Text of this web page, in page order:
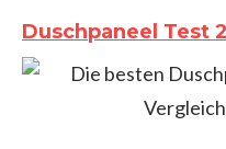
Duschpaneel Test